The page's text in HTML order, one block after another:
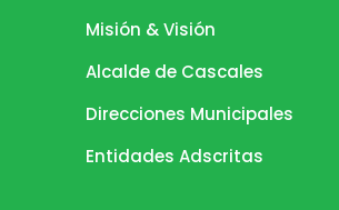
Misión & Visión
Alcalde de Cascales
Direcciones Municipales
Entidades Adscritas